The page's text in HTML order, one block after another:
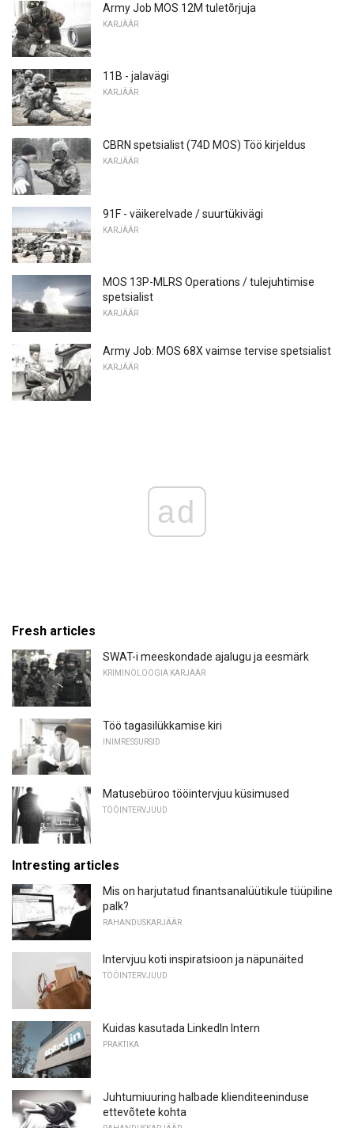
Army Job MOS 12M tuletõrjuja
KARJÄÄR
11B - jalavägi
KARJÄÄR
CBRN spetsialist (74D MOS) Töö kirjeldus
KARJÄÄR
91F - väikerelvade / suurtükivägi
KARJÄÄR
MOS 13P-MLRS Operations / tulejuhtimise
spetsialist
KARJÄÄR
Army Job: MOS 68X vaimse tervise spetsialist
KARJÄÄR
ad
Fresh articles
SWAT-i meeskondade ajalugu ja eesmärk
KRIMINOLOOGIA KARJÄÄR
Töö tagasilükkamise kiri
INIMRESSURSID
Matusebüroo tööintervjuu küsimused
TÖÖINTERVJUUD
Intresting articles
Mis on harjutatud finantsanalüütikule tüüpiline
palk?
RAHANDUSKARJÄÄR
Intervjuu koti inspiratsioon ja näpunäited
TÖÖINTERVJUUD
Kuidas kasutada LinkedIn Intern
PRAKTIKA
Juhtumiuuring halbade klienditeeninduse
ettevõtete kohta